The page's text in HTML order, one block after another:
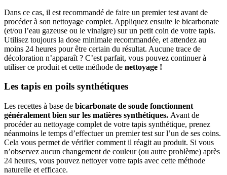
Dans ce cas, il est recommandé de faire un premier test avant de
procéder à son nettoyage complet. Appliquez ensuite le bicarbonate
(et/ou l’eau gazeuse ou le vinaigre) sur un petit coin de votre tapis.
Utilisez toujours la dose minimale recommandée, et attendez au
moins 24 heures pour être certain du résultat. Aucune trace de
décoloration n’apparaît ? C’est parfait, vous pouvez continuer à
utiliser ce produit et cette méthode de nettoyage !
Les tapis en poils synthétiques
Les recettes à base de bicarbonate de soude fonctionnent
généralement bien sur les matières synthétiques. Avant de
procéder au nettoyage complet de votre tapis synthétique, prenez
néanmoins le temps d’effectuer un premier test sur l’un de ses coins.
Cela vous permet de vérifier comment il réagit au produit. Si vous
n’observez aucun changement de couleur (ou autre problème) après
24 heures, vous pouvez nettoyer votre tapis avec cette méthode
naturelle et efficace.